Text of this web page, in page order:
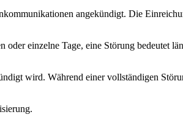
angekündigt. Die
einzelne Tage, eine Störung bedeutet
wird. Während einer vollständigen